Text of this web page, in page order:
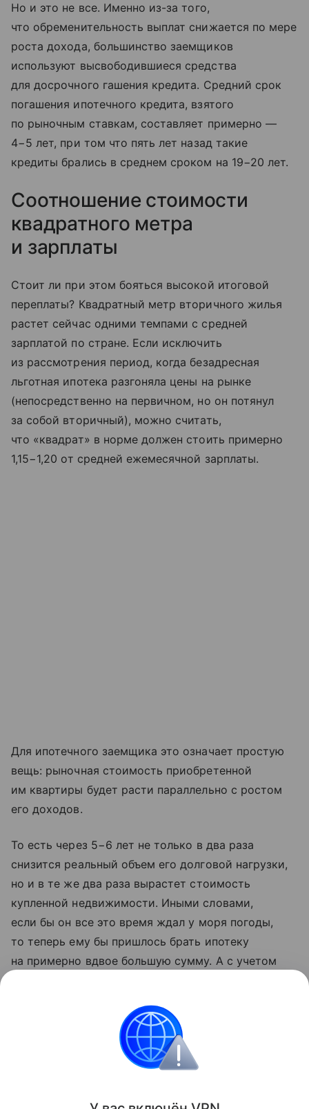
Но и это не все. Именно из-за того,
что обременительность выплат снижается по мере
роста дохода, большинство заемщиков
используют высвободившиеся средства
для досрочного гашения кредита. Cредний срок
погашения ипотечного кредита, взятого
по рыночным ставкам, составляет примерно —
4−5 лет, при том что пять лет назад такие
кредиты брались в среднем сроком на 19−20 лет.
Соотношение стоимости
квадратного метра
и зарплаты
Стоит ли при этом бояться высокой итоговой
переплаты? Квадратный метр вторичного жилья
растет сейчас одними темпами с средней
зарплатой по стране. Если исключить
из рассмотрения период, когда безадресная
льготная ипотека разгоняла цены на рынке
(непосредственно на первичном, но он потянул
за собой вторичный), можно считать,
что «квадрат» в норме должен стоить примерно
1,15−1,20 от средней ежемесячной зарплаты.
Для ипотечного заемщика это означает простую
вещь: рыночная стоимость приобретенной
им квартиры будет расти параллельно с ростом
его доходов.
То есть через 5−6 лет не только в два раза
снизится реальный объем его долговой нагрузки,
но и в те же два раза вырастет стоимость
купленной недвижимости. Иными словами,
если бы он все это время ждал у моря погоды,
то теперь ему бы пришлось брать ипотеку
на примерно вдвое большую сумму. А с учетом
выглядит совершенно неоправданной.
Поделиться